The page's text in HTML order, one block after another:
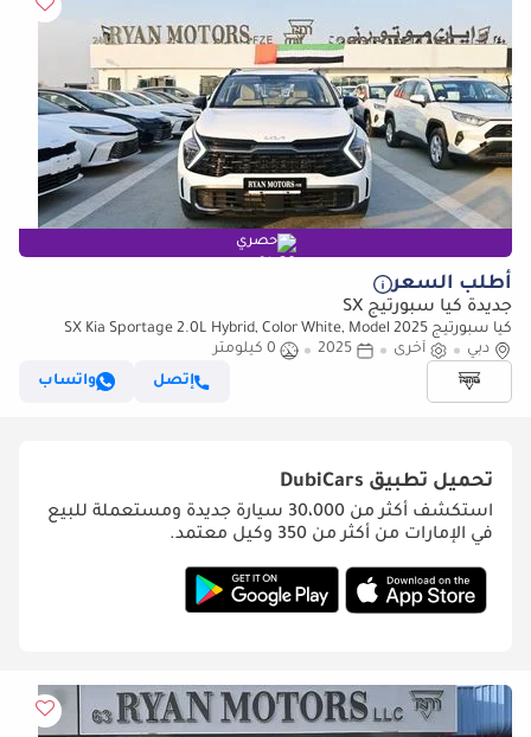
حصري
أطلب السعر
جديدة كيا سبورتيج SX
كيا سبورتيج SX Kia Sportage 2.0L Hybrid, Color White, Model 2025
دبي
أخرى 2025
0 كيلومتر
إتصل
واتساب
تحميل تطبيق DubiCars
استكشف أكثر من 30،000 سيارة جديدة ومستعملة للبيع
في الإمارات من أكثر من 350 وكيل معتمد.